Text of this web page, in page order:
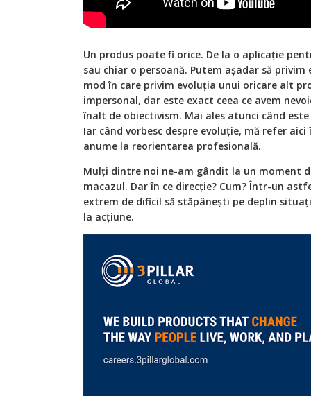
Un produs poate fi orice. De la o aplicație
sau chiar o persoană. Putem așadar să
mod în care privim evoluția unui oricare alt
impersonal, dar este exact ceea ce avem
înalt de obiectivism. Mai ales atunci când
Iar când vorbesc despre evoluție, mă refer aici
anume la reorientarea profesională.
Mulți dintre noi ne-am gândit la un moment
macazul. Dar în ce direcție? Cum? Într-un
extrem de dificil să stăpânești pe deplin
la acțiune.